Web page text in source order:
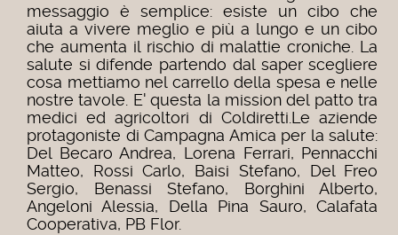
messaggio è semplice: esiste un cibo che
aiuta a vivere meglio e più a lungo e un cibo
che aumenta il rischio di malattie croniche. La
salute si difende partendo dal saper scegliere
cosa mettiamo nel carrello della spesa e nelle
nostre tavole. E' questa la mission del patto tra
medici ed agricoltori di Coldiretti.Le aziende
protagoniste di Campagna Amica per la salute:
Del Becaro Andrea, Lorena Ferrari, Pennacchi
Matteo, Rossi Carlo, Baisi Stefano, Del Freo
Sergio, Benassi Stefano, Borghini Alberto,
Angeloni Alessia, Della Pina Sauro, Calafata
Cooperativa, PB Flor.